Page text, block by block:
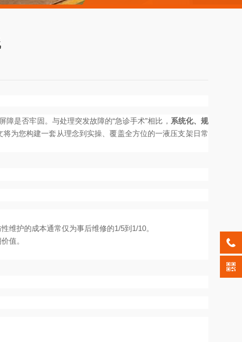
是否牢固。与处理突发故障的“急诊手术”相比， 系统化、规
将为您构建一套从理念到实操、覆盖全方位的一液压支架日常
维护的成本通常仅为事后维修的1/5到1/10。
值。